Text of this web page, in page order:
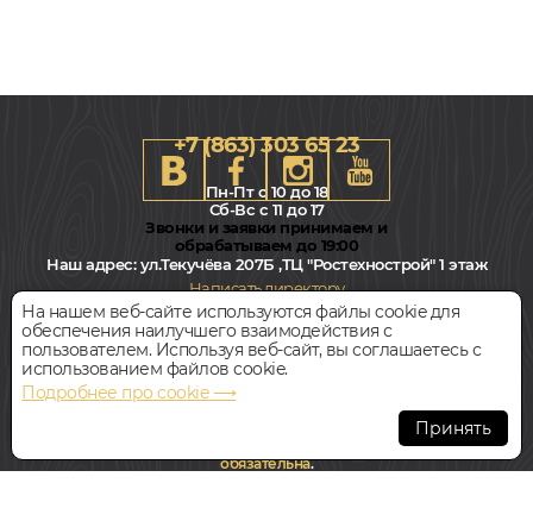
+7 (863) 303 65 23
Пн-Пт с 10 до 18
Сб-Вс с 11 до 17
Звонки и заявки принимаем и
обрабатываем до 19:00
Наш адрес:ул.Текучёва 207Б ,ТЦ "Ростехнострой" 1 этаж
Написать директору
Всегда свободная парковка
© Интернет-магазин Polvamvdom.ru 2011-2026. Все права
При копировании материалов прямая ссылка на сайт
обязательна.
На нашем веб-сайте используются файлы cookie для
обеспечения наилучшего взаимодействия с
пользователем. Используя веб-сайт, вы соглашаетесь с
использованием файлов cookie.
Подробнее про cookie ⟶
Принять